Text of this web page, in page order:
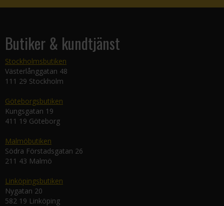
Butiker & kundtjänst
Stockholmsbutiken
Västerlånggatan 48
111 29 Stockholm
Göteborgsbutiken
Kungsgatan 19
411 19 Göteborg
Malmöbutiken
Södra Förstadsgatan 26
211 43 Malmö
Linköpingsbutiken
Nygatan 20
582 19 Linköping